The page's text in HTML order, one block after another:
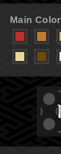
Main Color